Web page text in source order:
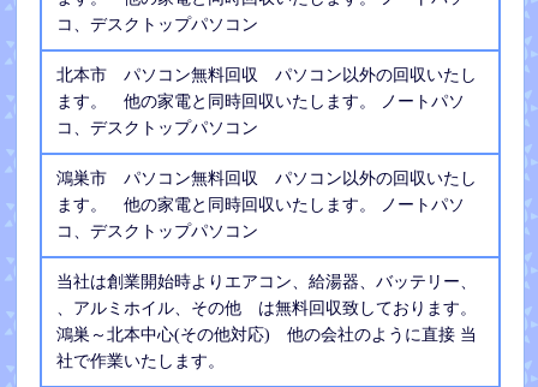
コ、デスクトップパソコン
北本市 パソコン無料回収 パソコン以外の回収いたし
ます。 他の家電と同時回収いたします。 ノートパソ
コ、デスクトップパソコン
鴻巣市 パソコン無料回収 パソコン以外の回収いたし
ます。 他の家電と同時回収いたします。 ノートパソ
コ、デスクトップパソコン
当社は創業開始時よりエアコン、給湯器、バッテリー、
、アルミホイル、その他 は無料回収致しております。
鴻巣～北本中心(その他対応) 他の会社のように直接 当
社で作業いたします。